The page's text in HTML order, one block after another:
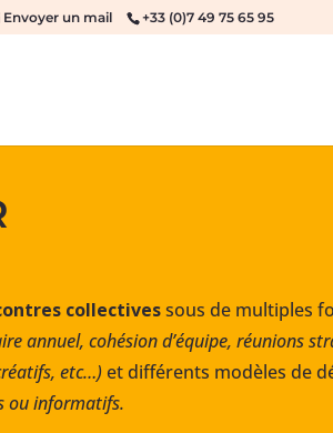
Envoyer un mail +33 (0)7 49 75 65 95
collectivessous de multiples
annuel, cohésion d’équipe, réunions
etc…)et différents modèles de
ou informatifs.